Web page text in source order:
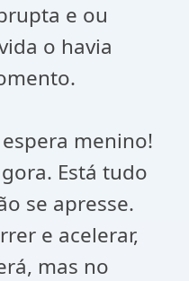
e ou
o havia
menino!
Está tudo
se apresse.
e acelerar,
mas no